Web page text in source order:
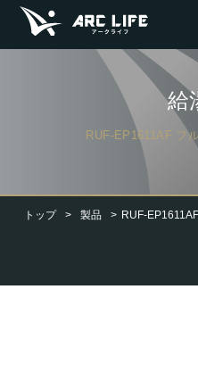
トップ 製品 RUF-EP1611AF フルオート
給
RUF-EP1611AF フ